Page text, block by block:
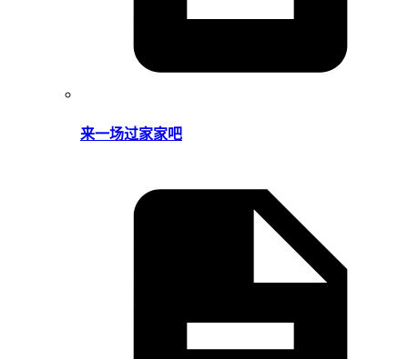
来一场过家家吧